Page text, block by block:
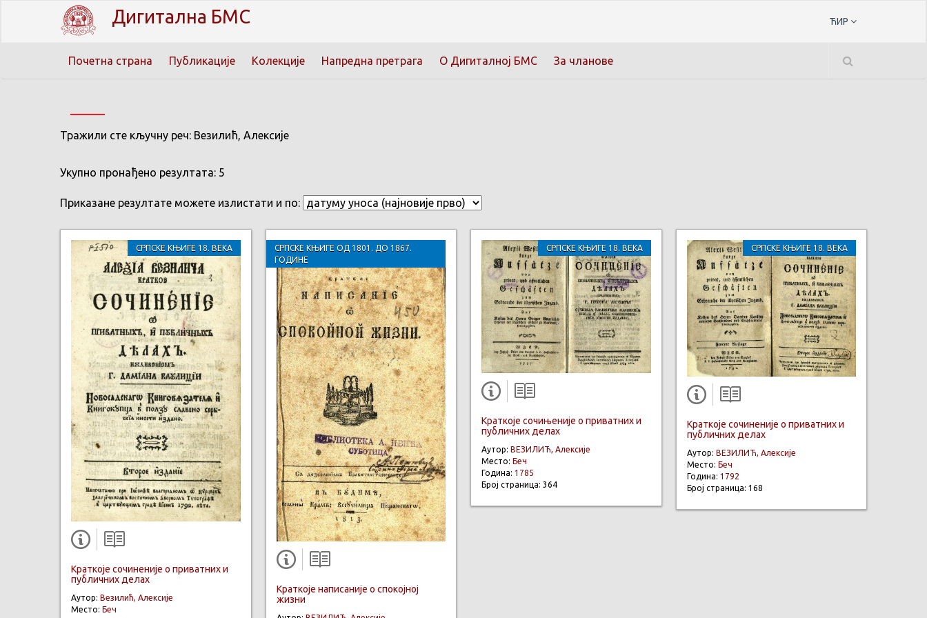
Дигитална БМС ЋИР
Почетна страна Публикације Колекције Напредна претрага О Дигиталној БМС За чланове
Тражили сте кључну реч: Везилић, Алексије
Укупно пронађено резултата: 5
Приказане резултате можете излистати и по:
СРПСКЕ КЊИГЕ 18. ВЕКА
Краткоје сочиненије о приватних и
публичних делах
Аутор: Везилић, Алексије
Место: Беч
СРПСКЕ КЊИГЕ ОД 1801. ДО 1867.
ГОДИНЕ
Краткоје написаније о спокојној
жизни
СРПСКЕ КЊИГЕ 18. ВЕКА
Краткоје сочињеније о приватних и
публичних делах
Аутор: ВЕЗИЛИЋ, Алексије
Место: Беч
Година: 1785
Број страница: 364
СРПСКЕ КЊИГЕ 18. ВЕКА
Краткоје сочиненије о приватних и
публичних делах
Аутор: ВЕЗИЛИЋ, Алексије
Место: Беч
Година: 1792
Број страница: 168